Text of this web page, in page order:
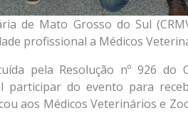
de Mato Grosso do Sul
profissional a Médicos
pela Resolução nº 926 do
participar do evento para
aos Médicos Veterinários e